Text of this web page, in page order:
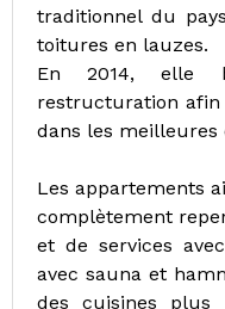
traditionnel du
toitures en lauzes.
En 2014, elle
restructuration
dans les meilleures
Les appartements
complètement
et de services
avec sauna et
des cuisines plus